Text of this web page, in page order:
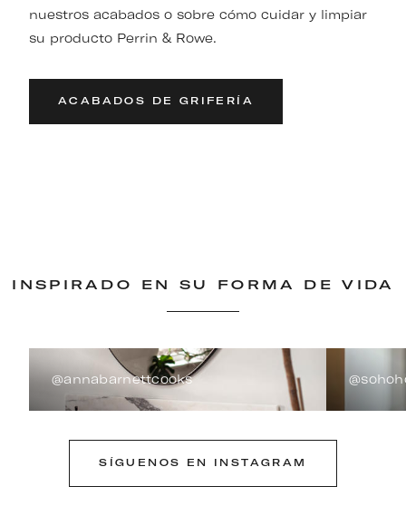
nuestros acabados o sobre cómo cuidar y limpiar
su producto Perrin & Rowe.
ACABADOS DE GRIFERÍA
INSPIRADO EN SU FORMA DE VIDA
@annabarnettcooks
SÍGUENOS EN INSTAGRAM